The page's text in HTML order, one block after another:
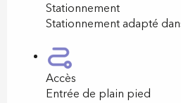
Stationnement
Stationnement adapté
Accès
Entrée de plain pied